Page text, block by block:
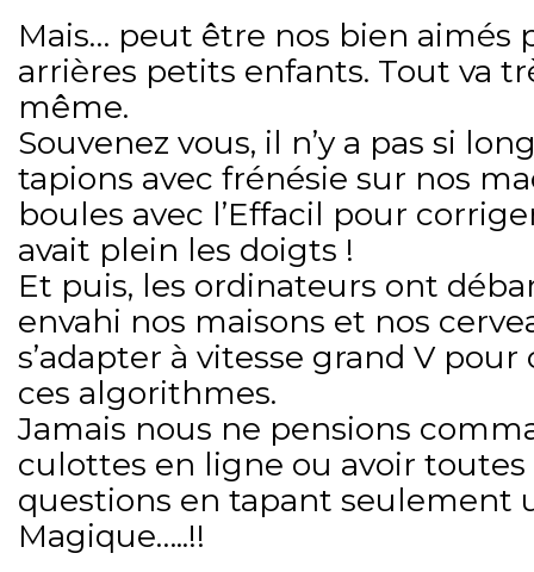
Mais… peut être nos bien aimés
arrières petits enfants. Tout va
même.
Souvenez vous, il n’y a pas si
tapions avec frénésie sur nos
boules avec l’Effacil pour
avait plein les doigts !
Et puis, les ordinateurs ont
envahi nos maisons et nos
s’adapter à vitesse grand V
ces algorithmes.
Jamais nous ne pensions
culottes en ligne ou avoir toutes
questions en tapant seulement
Magique…..!!